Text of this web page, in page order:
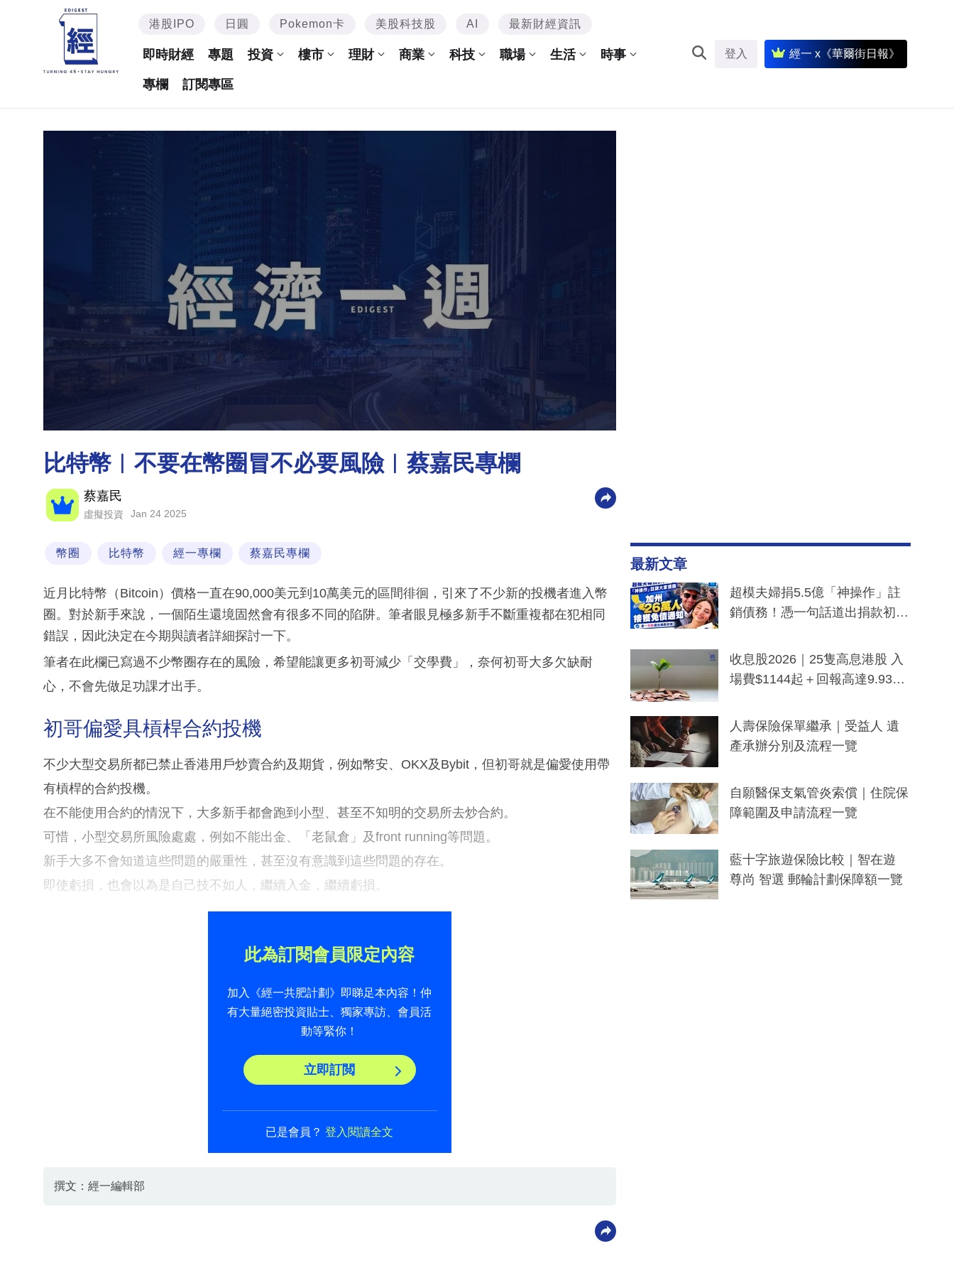
港股IPO 日圓 Pokemon卡 美股科技股 AI 最新財經資訊
即時財經 專題 投資 樓市 理財 商業 科技 職場 生活 時事
專欄 訂閱專區
登入 經一 x《華爾街日報》
比特幣︳不要在幣圈冒不必要風險︳蔡嘉民專欄
蔡嘉民
虛擬投資 Jan 24 2025
幣圈 比特幣 經一專欄 蔡嘉民專欄
近月比特幣（Bitcoin）價格一直在90,000美元到10萬美元的區間徘徊，引來了不少新的投機者進入幣
圈。對於新手來說，一個陌生還境固然會有很多不同的陷阱。筆者眼見極多新手不斷重複都在犯相同
錯誤，因此決定在今期與讀者詳細探討一下。
筆者在此欄已寫過不少幣圈存在的風險，希望能讓更多初哥減少「交學費」，奈何初哥大多欠缺耐
心，不會先做足功課才出手。
初哥偏愛具槓桿合約投機
不少大型交易所都已禁止香港用戶炒賣合約及期貨，例如幣安、OKX及Bybit，但初哥就是偏愛使用帶
有槓桿的合約投機。
在不能使用合約的情況下，大多新手都會跑到小型、甚至不知明的交易所去炒合約。
可惜，小型交易所風險處處，例如不能出金、「老鼠倉」及front running等問題。
新手大多不會知道這些問題的嚴重性，甚至沒有意識到這些問題的存在。
即使虧損，也會以為是自己技不如人，繼續入金，繼續虧損。
此為訂閱會員限定內容
加入《經一共肥計劃》即睇足本內容！仲
有大量絕密投資貼士、獨家專訪、會員活
動等緊你！
立即訂閲
已是會員？登入閱讀全文
撰文：經一編輯部
最新文章
超模夫婦捐5.5億「神操作」註
銷債務！憑一句話道出捐款初
一度被誤當詐騙手段
收息股2026｜25隻高息港股 入
場費$1144起＋回報高達9.93
人壽保險保單繼承｜受益人 遺
產承辦分別及流程一覽
自願醫保支氣管炎索償｜住院保
障範圍及申請流程一覽
藍十字旅遊保險比較｜智在遊
尊尚 智選 郵輪計劃保障額一覽